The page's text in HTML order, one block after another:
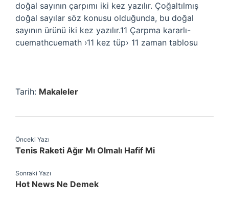
doğal sayının çarpımı iki kez yazılır. Çoğaltılmış
doğal sayılar söz konusu olduğunda, bu doğal
sayının ürünü iki kez yazılır.11 Çarpma kararlı-
cuemathcuemath ›11 kez tüp› 11 zaman tablosu
Tarih: Makaleler
Önceki Yazı
Tenis Raketi Ağır Mı Olmalı Hafif Mi
Sonraki Yazı
Hot News Ne Demek